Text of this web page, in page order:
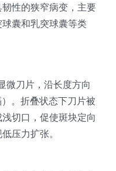
性的狭窄病变，主要
囊和乳突球囊等类
微刀片，沿长度方向
。折叠状态下刀片被
切口，促使斑块定向
压力扩张。